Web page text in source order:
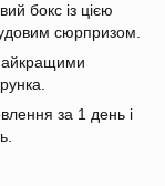
бокс із цією
сюрпризом.
за 1 день і